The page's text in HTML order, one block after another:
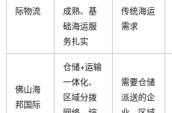
际物流
成熟、基
础海运服
务扎实
传统海运
需求
佛山海
邦国际
仓储+运输
一体化、
区域分拨
需要仓储
派送的企